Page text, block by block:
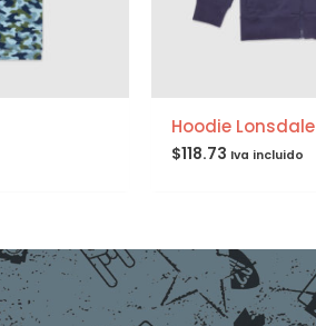
Hoodie Lonsdale
$118.73 Iva incluido